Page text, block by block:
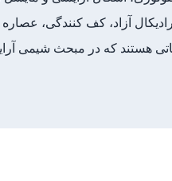
آزاد، کف کنندگی،
هستند که در مبحث شیمی